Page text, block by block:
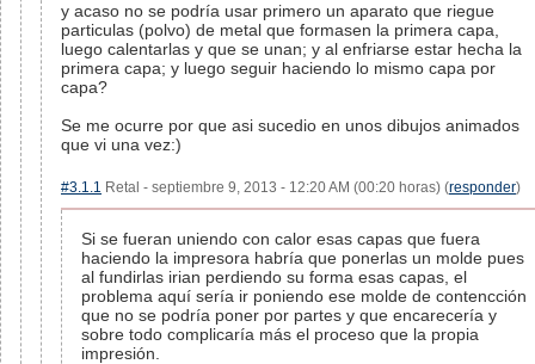
y acaso no se podría usar primero un aparato que riegue
particulas (polvo) de metal que formasen la primera capa,
luego calentarlas y que se unan; y al enfriarse estar hecha la
primera capa; y luego seguir haciendo lo mismo capa por
capa?
Se me ocurre por que asi sucedio en unos dibujos animados
que vi una vez:)
#3.1.1 Retal - septiembre 9, 2013 - 12:20 AM (00:20 horas) (responder)
Si se fueran uniendo con calor esas capas que fuera
haciendo la impresora habría que ponerlas un molde pues
al fundirlas irian perdiendo su forma esas capas, el
problema aquí sería ir poniendo ese molde de contencción
que no se podría poner por partes y que encarecería y
sobre todo complicaría más el proceso que la propia
impresión.